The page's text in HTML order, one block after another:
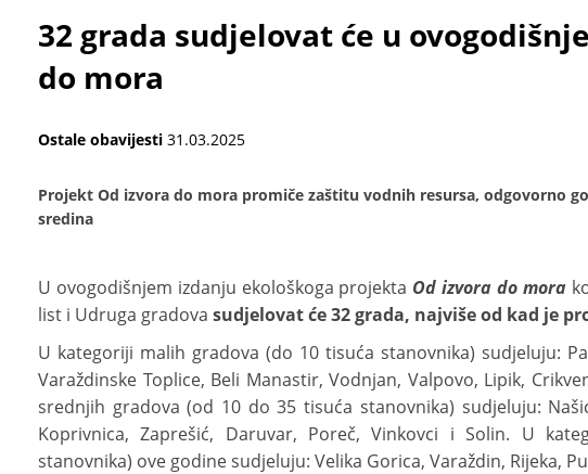
32 grada sudjelovat će u
do mora
Ostale obavijesti 31.03.2025
Projekt Od izvora do mora promiče zaštitu vodnih resursa, odgovorno
sredina
U ovogodišnjem izdanju ekološkoga projekta Od izvora do mora
list i Udruga gradova sudjelovat će 32 grada, najviše od kad je
U kategoriji malih gradova (do 10 tisuća stanovnika) sudjeluju:
Varaždinske Toplice, Beli Manastir, Vodnjan, Valpovo, Lipik,
srednjih gradova (od 10 do 35 tisuća stanovnika) sudjeluju:
Koprivnica, Zaprešić, Daruvar, Poreč, Vinkovci i Solin. U
stanovnika) ove godine sudjeluju: Velika Gorica, Varaždin, Rijeka,